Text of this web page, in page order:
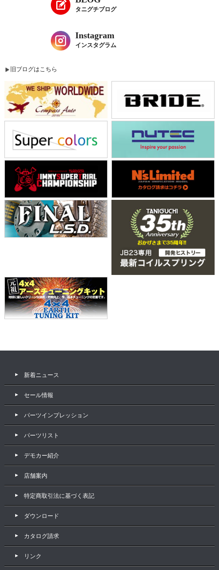
タニグチブログ
Instagram
インスタグラム
旧ブログはこちら
新着ニュース
セール情報
パーツインプレッション
パーツリスト
デモカー紹介
店舗案内
特定商取引法に基づく表記
ダウンロード
カタログ請求
リンク